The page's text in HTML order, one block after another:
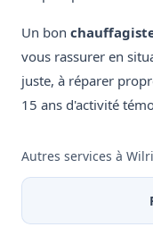
Un bon
vous rassurer en
juste, à réparer
15 ans d'activité
Autres services à